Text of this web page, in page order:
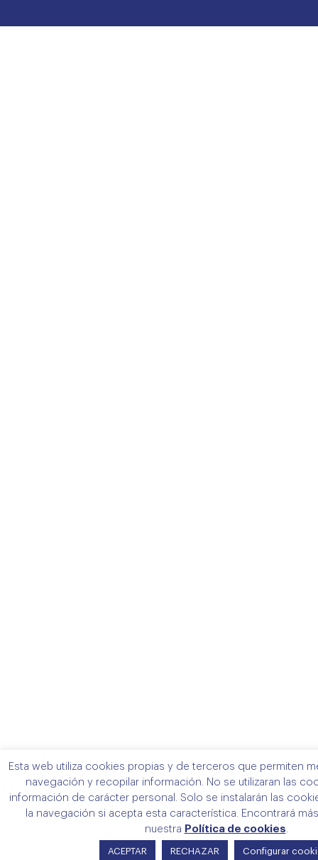
Esta web utiliza cookies propias y de terceros que permiten
navegación y recopilar información. No se utilizaran las
información de carácter personal. Solo se instalarán las
la navegación si acepta esta característica. Encontrará
nuestra Política de cookies.
ACEPTAR RECHAZAR Configurar